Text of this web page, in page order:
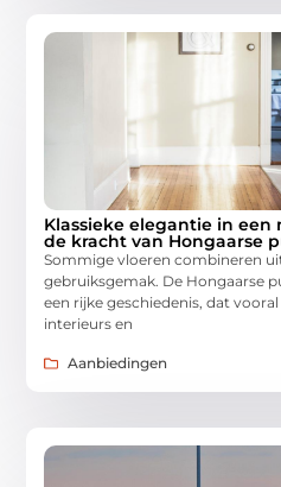
Klassieke elegantie in
de kracht van Hongaarse
Sommige vloeren combineren
gebruiksgemak. De Hongaarse
een rijke geschiedenis, dat
interieurs en
Aanbiedingen